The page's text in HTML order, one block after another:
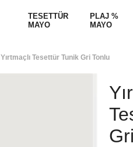
TESETTÜR
MAYO
PLAJ %
MAYO
Yırtmaçlı Tesettür Tunik Gri Tonlu